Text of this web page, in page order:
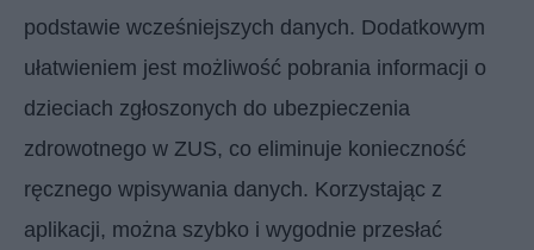
podstawie wcześniejszych danych. Dodatkowym
ułatwieniem jest możliwość pobrania informacji o
dzieciach zgłoszonych do ubezpieczenia
zdrowotnego w ZUS, co eliminuje konieczność
ręcznego wpisywania danych. Korzystając z
aplikacji, można szybko i wygodnie przesłać